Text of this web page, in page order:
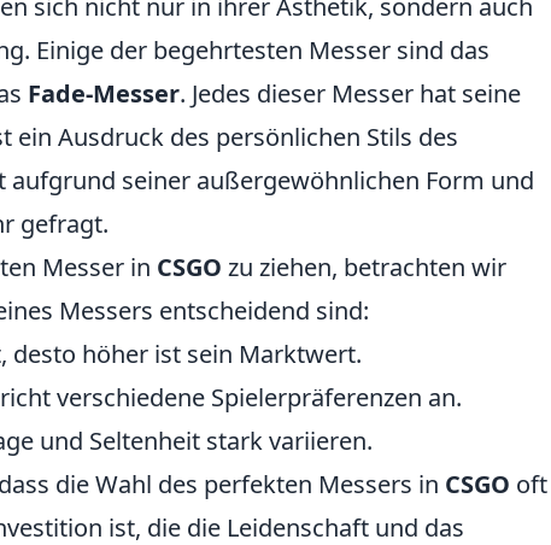
sich nicht nur in ihrer Ästhetik, sondern auch
Einige der begehrtesten Messer sind das
Fade-Messer. Jedes dieser Messer hat seine
ein Ausdruck des persönlichen Stils des
aufgrund seiner außergewöhnlichen Form und
gefragt.
Messer in CSGO zu ziehen, betrachten wir
Messers entscheidend sind:
desto höher ist sein Marktwert.
verschiedene Spielerpräferenzen an.
und Seltenheit stark variieren.
die Wahl des perfekten Messers in CSGO oft
ist, die die Leidenschaft und das